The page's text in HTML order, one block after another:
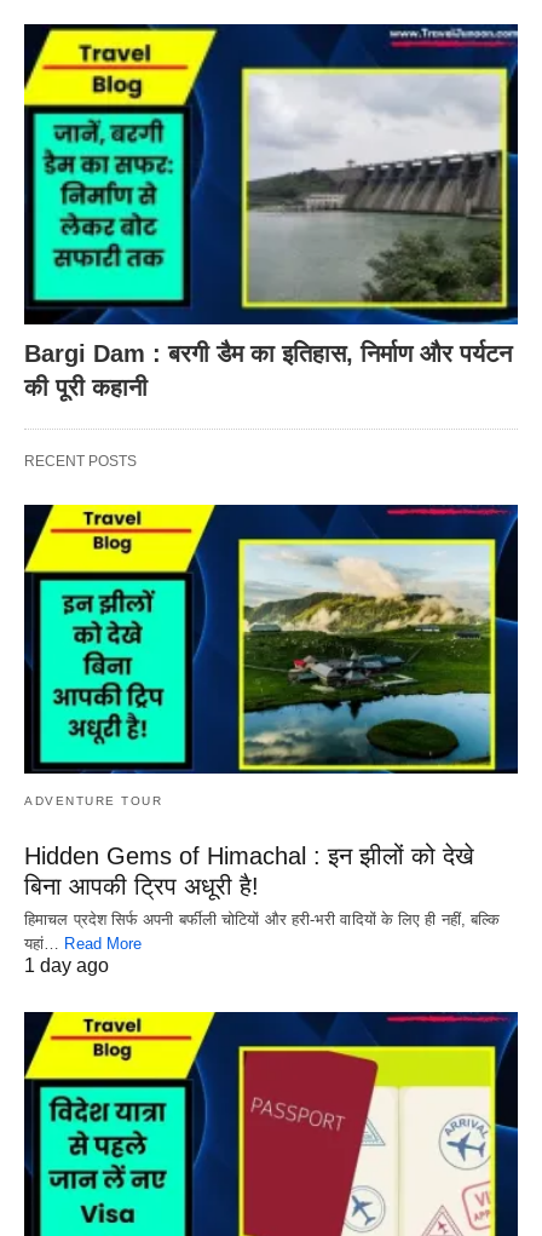
Bargi Dam : बरगी डैम का इतिहास, निर्माण और पर्यटन
की पूरी कहानी
RECENT POSTS
ADVENTURE TOUR
Hidden Gems of Himachal : इन झीलों को देखे
बिना आपकी ट्रिप अधूरी है!
हिमाचल प्रदेश सिर्फ अपनी बर्फीली चोटियों और हरी-भरी वादियों के लिए ही नहीं, बल्कि
यहां…
Read More
1 day ago